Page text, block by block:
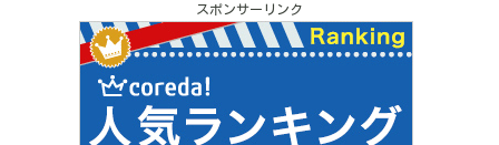
スポンサーリンク